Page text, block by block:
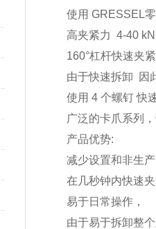
使用 GRESSEL
高夹紧力 4-40
160°杠杆快速夹
由于快速拆卸 因
使用 4 个螺钉 快
广泛的卡爪系列
产品优势:
减少设置和非生
在几秒钟内快速
易于日常操作，
由于易于拆卸整